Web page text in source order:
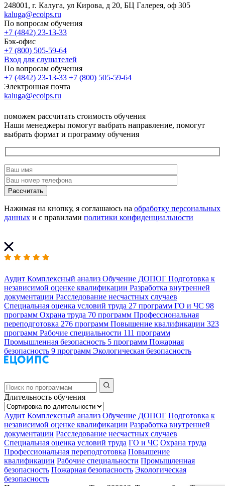
248001, г. Калуга, ул Кирова, д 20, БЦ Галерея, оф 305
kaluga@ecoips.ru
По вопросам обучения
+7 (4842) 23-13-33
Бэк-офис
+7 (800) 505-59-64
Вход для слушателей
По вопросам обучения
+7 (4842) 23-13-33 +7 (800) 505-59-64
Электронная почта
kaluga@ecoips.ru
поможем рассчитать стоимость обучения
Наши менеджеры помогут выбрать направление, помогут
выбрать формат и программу обучения
Рассчитать
Нажимая на кнопку, я соглашаюсь на обработку персональных
данных и с правилами политики конфиденциальности
Аудит Комплексный анализ Обучение ДОПОГ Подготовка к
независимой оценке квалификации Разработка внутренней
документации Расследование несчастных случаев
Специальная оценка условий труда 27 программ ГО и ЧС 98
программ Охрана труда 70 программ Профессиональная
переподготовка 276 программ Повышение квалификации 323
программ Рабочие специальности 111 программ
Промышленная безопасность 5 программ Пожарная
безопасность 9 программ Экологическая безопасность
Длительность обучения
Аудит Комплексный анализ Обучение ДОПОГ Подготовка к
независимой оценке квалификации Разработка внутренней
документации Расследование несчастных случаев
Специальная оценка условий труда ГО и ЧС Охрана труда
Профессиональная переподготовка Повышение
квалификации Рабочие специальности Промышленная
безопасность Пожарная безопасность Экологическая
безопасность